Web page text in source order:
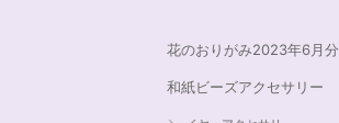
花のおりがみ2023年6月分
和紙ビーズアクセサリー